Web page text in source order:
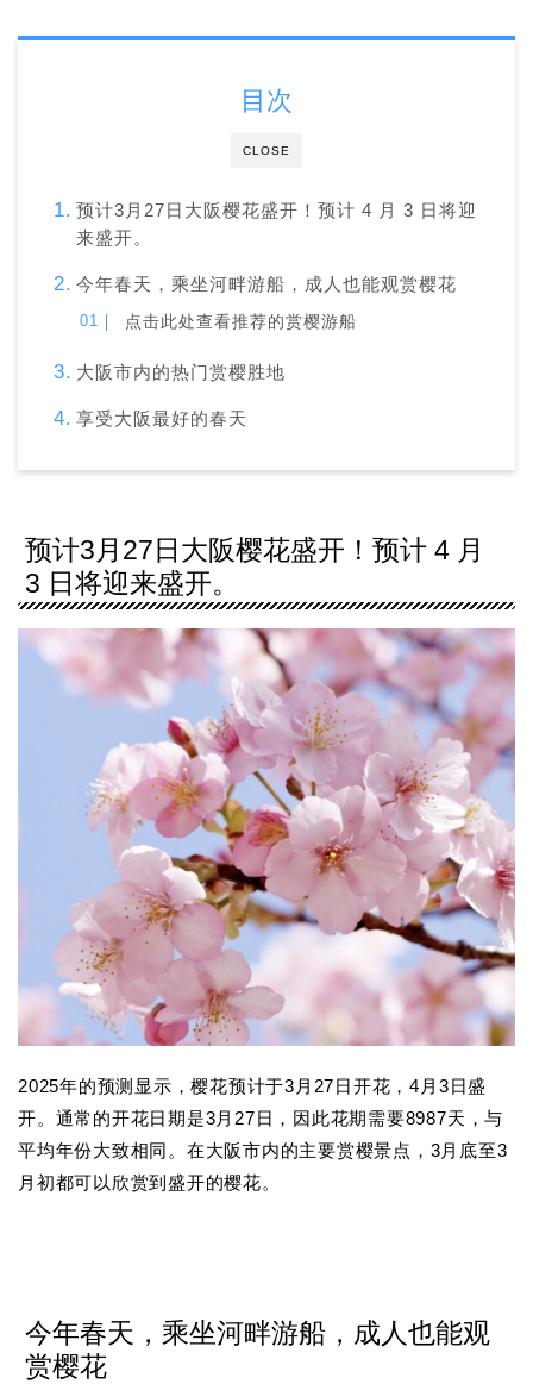
CLOSE
目次
预计3月27日大阪樱花盛开！预计 4 月 3 日将迎
来盛开。
今年春天，乘坐河畔游船，成人也能观赏樱花
点击此处查看推荐的赏樱游船
大阪市内的热门赏樱胜地
享受大阪最好的春天
预计3月27日大阪樱花盛开！预计 4 月
3 日将迎来盛开。
2025年的预测显示，樱花预计于3月27日开花，4月3日盛
开。通常的开花日期是3月27日，因此花期需要8987天，与
平均年份大致相同。在大阪市内的主要赏樱景点，3月底至3
月初都可以欣赏到盛开的樱花。
今年春天，乘坐河畔游船，成人也能观
赏樱花